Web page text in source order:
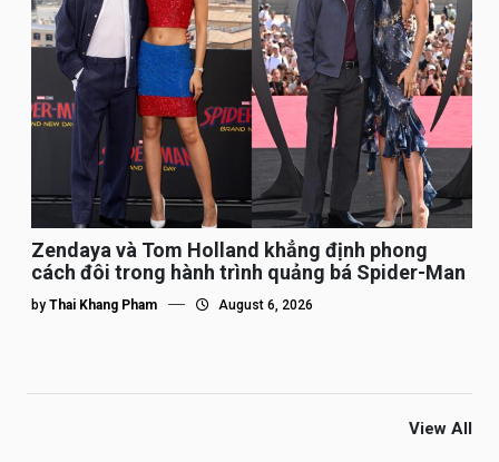
Zendaya và Tom Holland khẳng định phong
cách đôi trong hành trình quảng bá Spider-Man
by Thai Khang Pham August 6, 2026
View All